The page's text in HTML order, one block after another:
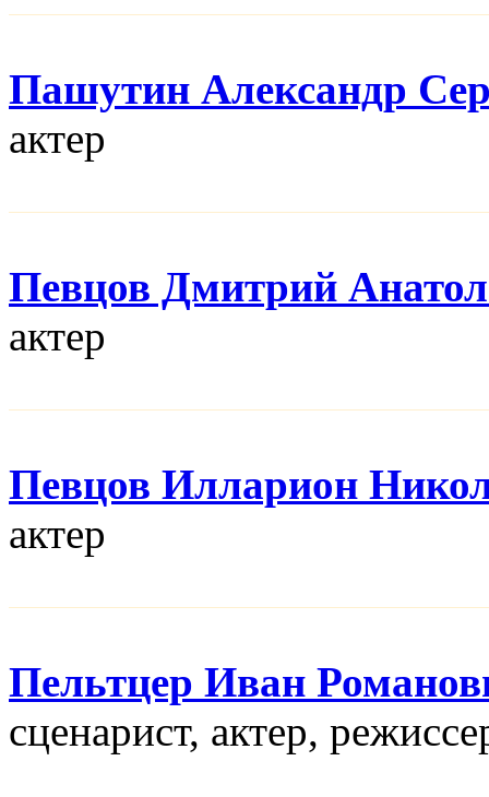
Пашутин Александр
актер
Певцов Дмитрий
актер
Певцов Илларион
актер
Пельтцер Иван
сценарист, актер,